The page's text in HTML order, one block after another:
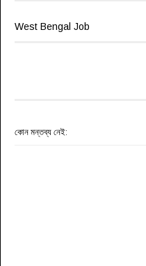
West Bengal Job
কোন মন্তব্য নেই: